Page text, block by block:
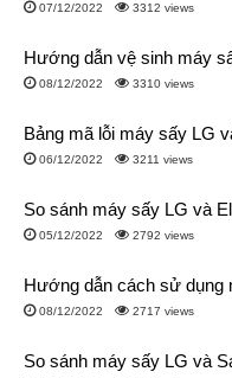
07/12/2022 3312 views
Hướng dẫn vệ sinh máy
08/12/2022 3310 views
Bảng mã lỗi máy sấy LG
06/12/2022 3211 views
So sánh máy sấy LG và
05/12/2022 2792 views
Hướng dẫn cách sử dụng
08/12/2022 2717 views
So sánh máy sấy LG và